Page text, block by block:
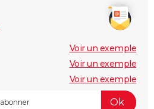
Voir un exemple
Voir un exemple
Voir un exemple